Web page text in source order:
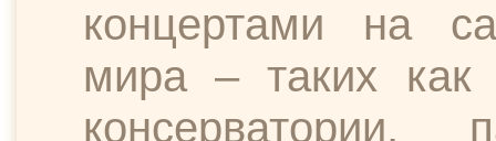
концертами на
мира – таких как